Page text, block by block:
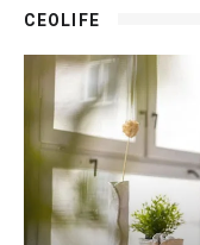
CEOLIFE